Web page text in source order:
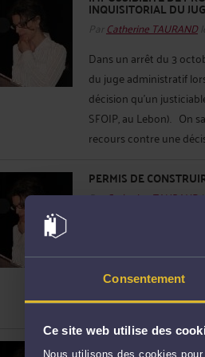
Consentement
Ce site web utilise des
Nous utilisons des cookies
INQUISITORIAL DU
Par Catherine TAURAND
Dans un arrêt du 3
du juge administratif
décision qu’un
SFOIP, au Lebon). On
recours contre une
PERMIS DE
Par Catherine TAURAND
bénéficié d’un permis
permis de construire a
LA CCI DE LYON